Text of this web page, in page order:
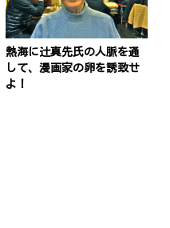
熱海に辻真先氏の人脈を通
して、漫画家の卵を誘致せ
よ！